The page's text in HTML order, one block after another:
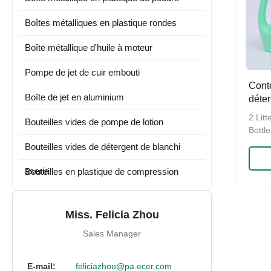
Boîtes métalliques en plastique rondes
Boîte métallique d'huile à moteur
Pompe de jet de cuir embouti
Boîte de jet en aluminium
Bouteilles vides de pompe de lotion
Bouteilles vides de détergent de blanchi
sserie
Bouteilles en plastique de compression
Miss. Felicia Zhou
Sales Manager
E-mail: feliciazhou@pa.ecer.com
2